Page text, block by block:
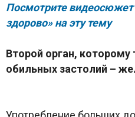
Посмотрите
здорово» на эту тему
Второй орган,
обильных застолий –